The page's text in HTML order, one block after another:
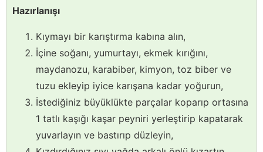
Hazırlanışı
Kıymayı bir karıştırma kabına alın,
İçine soğanı, yumurtayı, ekmek kırığını,
maydanozu, karabiber, kimyon, toz biber ve
tuzu ekleyip iyice karışana kadar yoğurun,
İstediğiniz büyüklükte parçalar koparıp ortasına
1 tatlı kaşığı kaşar peyniri yerleştirip kapatarak
yuvarlayın ve bastırıp düzleyin,